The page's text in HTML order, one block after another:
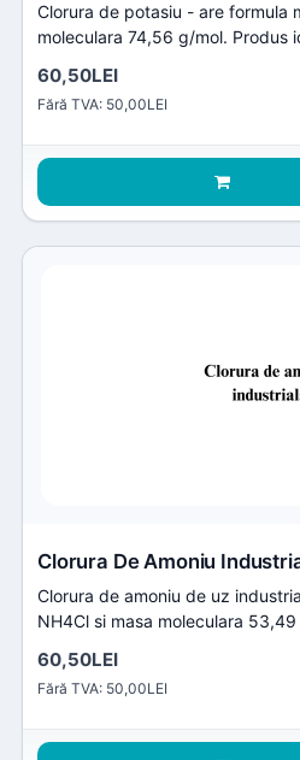
Clorura de potasiu - are formula
moleculara 74,56 g/mol. Produs
60,50LEI
Fără TVA: 50,00LEI
Clorura De Amoniu
Clorura de amoniu de uz
NH4Cl si masa moleculara
60,50LEI
Fără TVA: 50,00LEI